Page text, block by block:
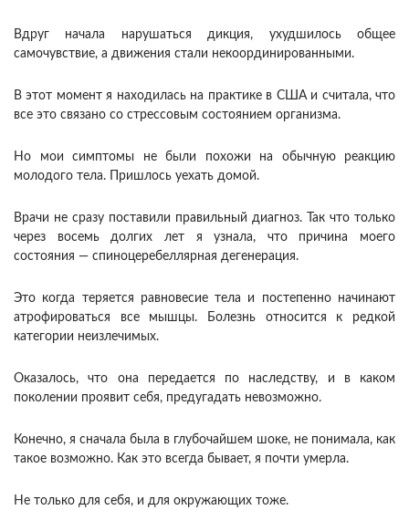
Вдруг начала нарушаться дикция, ухудшилось общее
самочувствие, а движения стали некоординированными.
В этот момент я находилась на практике в США и считала, что
все это связано со стрессовым состоянием организма.
Но мои симптомы не были похожи на обычную реакцию
молодого тела. Пришлось уехать домой.
Врачи не сразу поставили правильный диагноз. Так что только
через восемь долгих лет я узнала, что причина моего
состояния — спиноцеребеллярная дегенерация.
Это когда теряется равновесие тела и постепенно начинают
атрофироваться все мышцы. Болезнь относится к редкой
категории неизлечимых.
Оказалось, что она передается по наследству, и в каком
поколении проявит себя, предугадать невозможно.
Конечно, я сначала была в глубочайшем шоке, не понимала, как
такое возможно. Как это всегда бывает, я почти умерла.
Не только для себя, и для окружающих тоже.